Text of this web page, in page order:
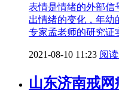
表情是情绪的外部信
出情绪的变化，年幼
专家孟老师的研究证
2021-08-10 11:23 阅
山东济南戒